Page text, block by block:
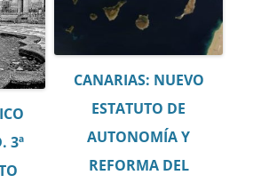
3ª
CANARIAS: NUEVO
ESTATUTO DE
AUTONOMÍA Y
REFORMA DEL